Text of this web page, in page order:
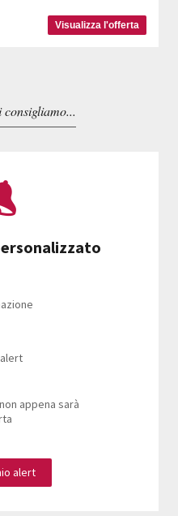
Visualizza l'offerta
appena sarà
alert